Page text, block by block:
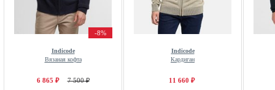
-8%
Indicode
Вязаная кофта
6 865 ₽ 7 500 ₽
Indicode
Кардиган
11 660 ₽